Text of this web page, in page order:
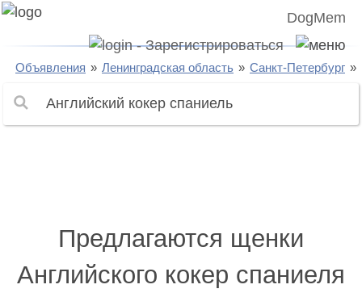
DogMem
Объявления Ленинградская область Санкт-Петербург
Предлагаются щенки
Английского кокер спаниеля